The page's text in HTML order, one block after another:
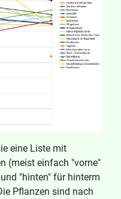
eine Liste mit
(meist einfach "vorne"
"hinten" für hinterm
Pflanzen sind nach